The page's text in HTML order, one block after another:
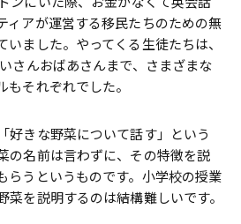
ィアが運営する移民たちのための無
いました。やってくる生徒たちは、
さんおばあさんまで、さまざまな
もそれぞれでした。
好きな野菜について話す」という
の名前は言わずに、その特徴を説
らうというものです。小学校の授業
菜を説明するのは結構難しいです。